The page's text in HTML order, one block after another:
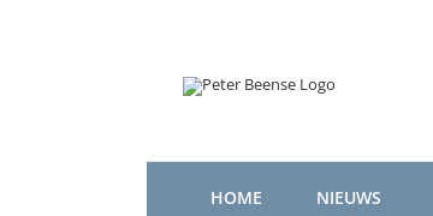
HOME NIEUWS